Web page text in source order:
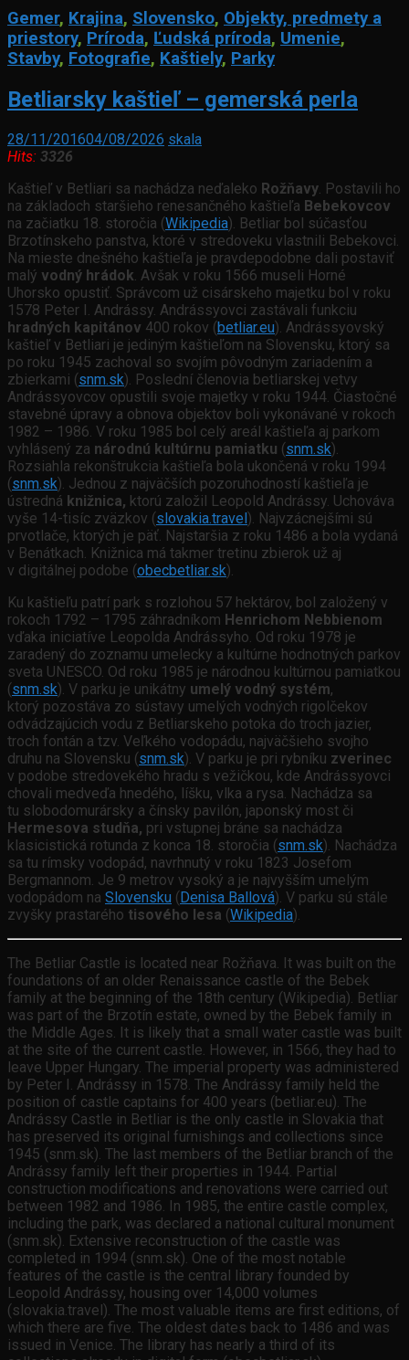
Gemer, Krajina, Slovensko, Objekty, predmety a
priestory, Príroda, Ľudská príroda, Umenie,
Stavby, Fotografie, Kaštiely, Parky
Betliarsky kaštieľ – gemerská perla
28/11/201604/08/2026 skala
Hits: 3326
Kaštieľ v Betliari sa nachádza neďaleko Rožňavy. Postavili ho
na základoch staršieho renesančného kaštieľa Bebekovcov
na začiatku 18. storočia (Wikipedia). Betliar bol súčasťou
Brzotínskeho panstva, ktoré v stredoveku vlastnili Bebekovci.
Na mieste dnešného kaštieľa je pravdepodobne dali postaviť
malý vodný hrádok. Avšak v roku 1566 museli Horné
Uhorsko opustiť. Správcom už cisárskeho majetku bol v roku
1578 Peter I. Andrássy. Andrássyovci zastávali funkciu
hradných kapitánov 400 rokov (betliar.eu). Andrássyovský
kaštieľ v Betliari je jediným kaštieľom na Slovensku, ktorý sa
po roku 1945 zachoval so svojím pôvodným zariadením a
zbierkami (snm.sk). Poslední členovia betliarskej vetvy
Andrássyovcov opustili svoje majetky v roku 1944. Čiastočné
stavebné úpravy a obnova objektov boli vykonávané v rokoch
1982 – 1986. V roku 1985 bol celý areál kaštieľa aj parkom
vyhlásený za národnú kultúrnu pamiatku (snm.sk).
Rozsiahla rekonštrukcia kaštieľa bola ukončená v roku 1994
(snm.sk). Jednou z najväčších pozoruhodností kaštieľa je
ústredná knižnica, ktorú založil Leopold Andrássy. Uchováva
vyše 14-tisíc zväzkov (slovakia.travel). Najvzácnejšími sú
prvotlače, ktorých je päť. Najstaršia z roku 1486 a bola vydaná
v Benátkach. Knižnica má takmer tretinu zbierok už aj
v digitálnej podobe (obecbetliar.sk).
Ku kaštieľu patrí park s rozlohou 57 hektárov, bol založený v
rokoch 1792 – 1795 záhradníkom Henrichom Nebbienom
vďaka iniciatíve Leopolda Andrássyho. Od roku 1978 je
zaradený do zoznamu umelecky a kultúrne hodnotných parkov
sveta UNESCO. Od roku 1985 je národnou kultúrnou pamiatkou
(snm.sk). V parku je unikátny umelý vodný systém,
ktorý pozostáva zo sústavy umelých vodných rigolčekov
odvádzajúcich vodu z Betliarskeho potoka do troch jazier,
troch fontán a tzv. Veľkého vodopádu, najväčšieho svojho
druhu na Slovensku (snm.sk). V parku je pri rybníku zverinec
v podobe stredovekého hradu s vežičkou, kde Andrássyovci
chovali medveďa hnedého, líšku, vlka a rysa. Nachádza sa
tu slobodomurársky a čínsky pavilón, japonský most či
Hermesova studňa, pri vstupnej bráne sa nachádza
klasicistická rotunda z konca 18. storočia (snm.sk). Nachádza
sa tu rímsky vodopád, navrhnutý v roku 1823 Josefom
Bergmannom. Je 9 metrov vysoký a je najvyšším umelým
vodopádom na Slovensku (Denisa Ballová). V parku sú stále
zvyšky prastarého tisového lesa (Wikipedia).
The Betliar Castle is located near Rožňava. It was built on the
foundations of an older Renaissance castle of the Bebek
family at the beginning of the 18th century (Wikipedia). Betliar
was part of the Brzotín estate, owned by the Bebek family in
the Middle Ages. It is likely that a small water castle was built
at the site of the current castle. However, in 1566, they had to
leave Upper Hungary. The imperial property was administered
by Peter I. Andrássy in 1578. The Andrássy family held the
position of castle captains for 400 years (betliar.eu). The
Andrássy Castle in Betliar is the only castle in Slovakia that
has preserved its original furnishings and collections since
1945 (snm.sk). The last members of the Betliar branch of the
Andrássy family left their properties in 1944. Partial
construction modifications and renovations were carried out
between 1982 and 1986. In 1985, the entire castle complex,
including the park, was declared a national cultural monument
(snm.sk). Extensive reconstruction of the castle was
completed in 1994 (snm.sk). One of the most notable
features of the castle is the central library founded by
Leopold Andrássy, housing over 14,000 volumes
(slovakia.travel). The most valuable items are first editions, of
which there are five. The oldest dates back to 1486 and was
issued in Venice. The library has nearly a third of its